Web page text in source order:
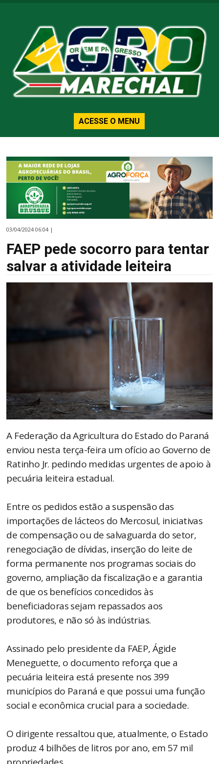
ACESSE O MENU
03/04/2024 06:04 |
FAEP pede socorro para tentar
salvar a atividade leiteira
A Federação da Agricultura do Estado do Paraná
enviou nesta terça-feira um ofício ao Governo de
Ratinho Jr. pedindo medidas urgentes de apoio à
pecuária leiteira estadual.
Entre os pedidos estão a suspensão das
importações de lácteos do Mercosul, iniciativas
de compensação ou de salvaguarda do setor,
renegociação de dívidas, inserção do leite de
forma permanente nos programas sociais do
governo, ampliação da fiscalização e a garantia
de que os benefícios concedidos às
beneficiadoras sejam repassados aos
produtores, e não só às indústrias.
Assinado pelo presidente da FAEP, Ágide
Meneguette, o documento reforça que a
pecuária leiteira está presente nos 399
municípios do Paraná e que possui uma função
social e econômica crucial para a sociedade.
O dirigente ressaltou que, atualmente, o Estado
produz 4 bilhões de litros por ano, em 57 mil